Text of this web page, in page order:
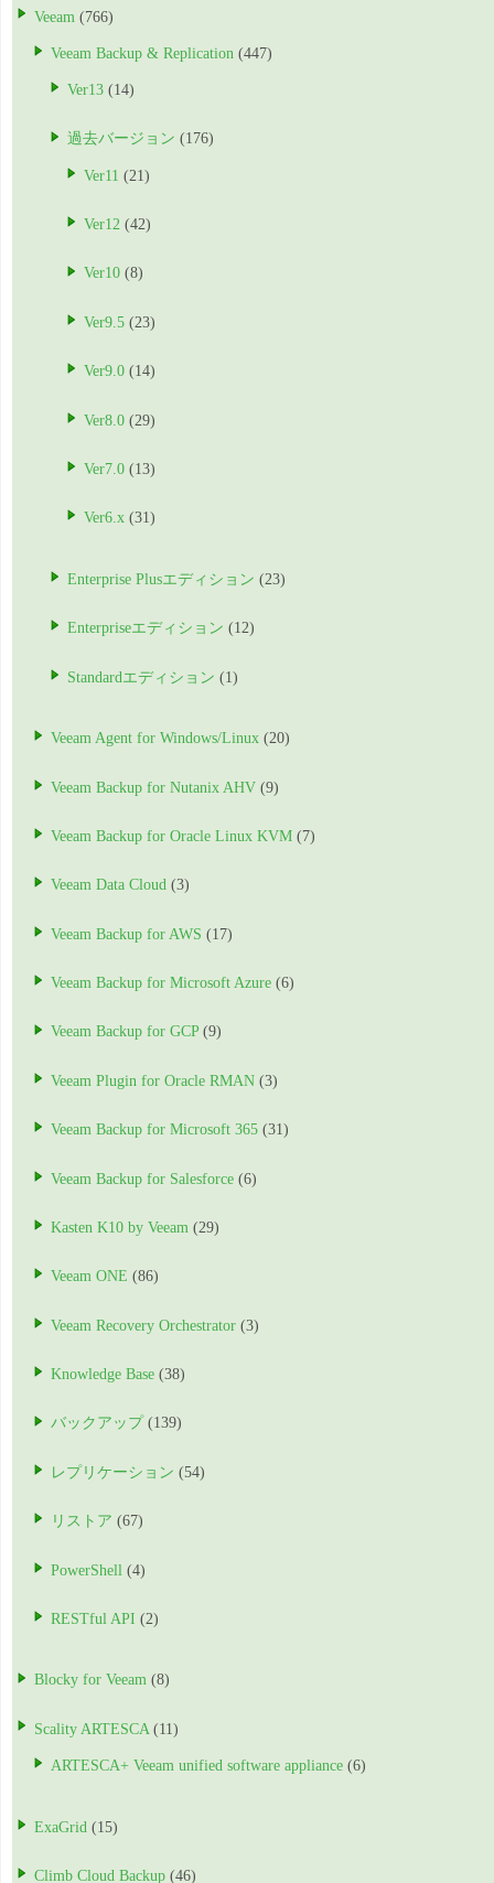
Veeam (766)
Veeam Backup & Replication (447)
Ver13 (14)
過去バージョン (176)
Ver11 (21)
Ver12 (42)
Ver10 (8)
Ver9.5 (23)
Ver9.0 (14)
Ver8.0 (29)
Ver7.0 (13)
Ver6.x (31)
Enterprise Plusエディション (23)
Enterpriseエディション (12)
Standardエディション (1)
Veeam Agent for Windows/Linux (20)
Veeam Backup for Nutanix AHV (9)
Veeam Backup for Oracle Linux KVM (7)
Veeam Data Cloud (3)
Veeam Backup for AWS (17)
Veeam Backup for Microsoft Azure (6)
Veeam Backup for GCP(9)
Veeam Plugin for Oracle RMAN (3)
Veeam Backup for Microsoft 365 (31)
Veeam Backup for Salesforce (6)
Kasten K10 by Veeam (29)
Veeam ONE (86)
Veeam Recovery Orchestrator (3)
Knowledge Base (38)
バックアップ (139)
レプリケーション (54)
リストア (67)
PowerShell (4)
RESTful API (2)
Blocky for Veeam (8)
Scality ARTESCA (11)
ARTESCA+ Veeam unified software appliance (6)
ExaGrid (15)
Climb Cloud Backup (46)